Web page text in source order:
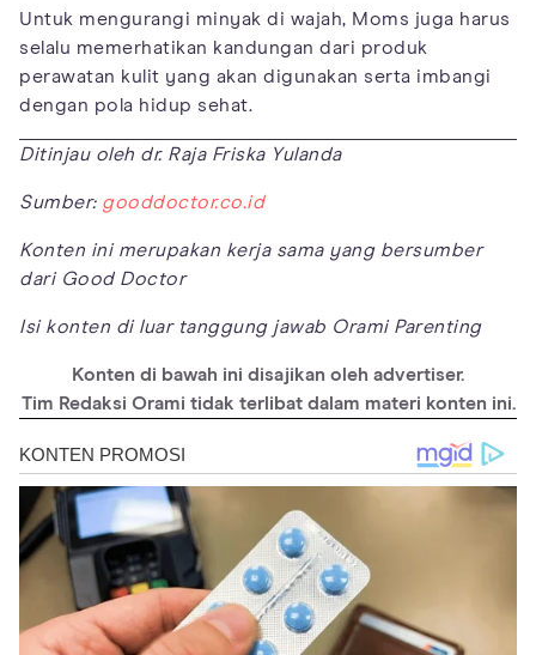
Untuk mengurangi minyak di wajah, Moms juga harus
selalu memerhatikan kandungan dari produk
perawatan kulit yang akan digunakan serta imbangi
dengan pola hidup sehat.
Ditinjau oleh dr. Raja Friska Yulanda
Sumber: gooddoctor.co.id
Konten ini merupakan kerja sama yang bersumber
dari Good Doctor
Isi konten di luar tanggung jawab Orami Parenting
Konten di bawah ini disajikan oleh advertiser.
Tim Redaksi Orami tidak terlibat dalam materi konten ini.